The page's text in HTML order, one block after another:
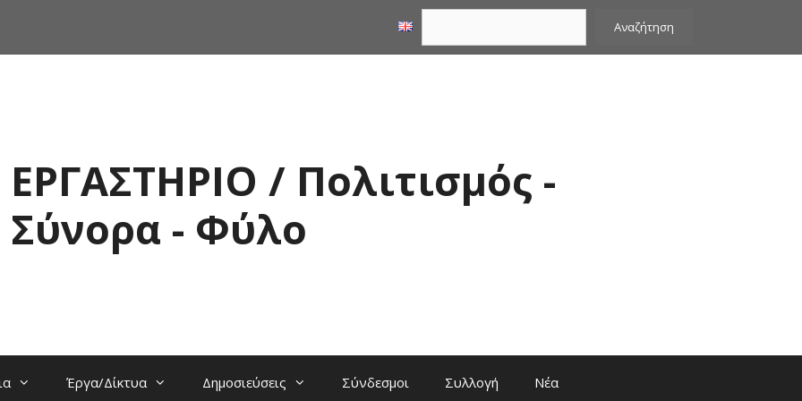
Αναζήτηση
ΕΡΓΑΣΤΗΡΙΟ / Πολιτισμός -
Σύνορα - Φύλο
Έργα/Δίκτυα Δημοσιεύσεις Σύνδεσμοι Συλλογή Νέα